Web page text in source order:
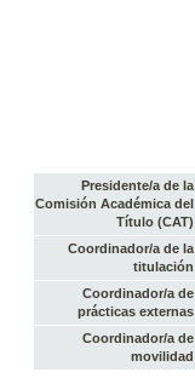
Presidente/a de la
Comisión Académica del
Título (CAT)
Coordinador/a de la
titulación
Coordinador/a de
prácticas externas
Coordinador/a de
movilidad